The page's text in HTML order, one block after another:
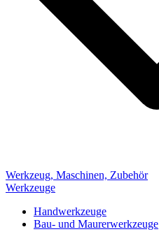
Werkzeug, Maschinen, Zubehör
Werkzeuge
Handwerkzeuge
Bau- und Maurerwerkzeuge